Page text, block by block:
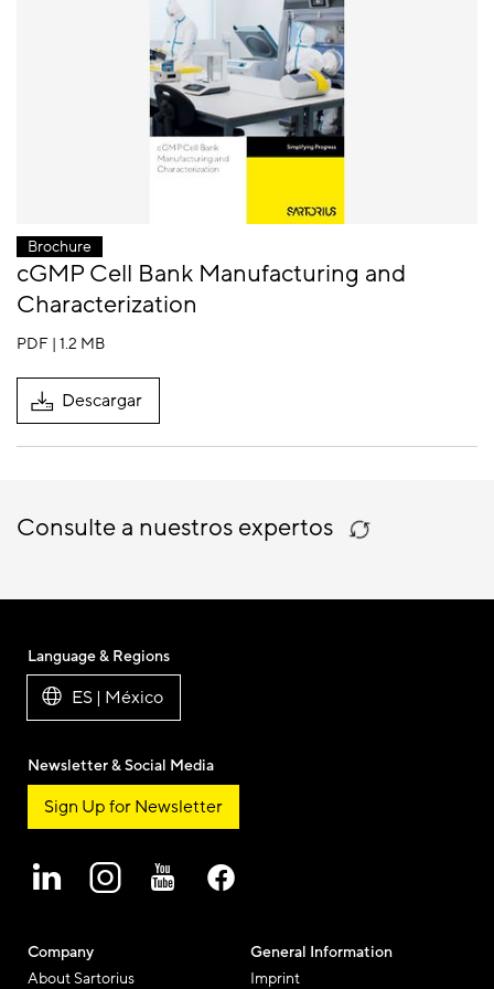
Brochure
cGMP Cell Bank Manufacturing and
Characterization
PDF | 1.2 MB
Descargar
Consulte a nuestros expertos
Company
About Sartorius
General Information
Imprint
Language & Regions
ES | México
Newsletter & Social Media
Sign Up for Newsletter